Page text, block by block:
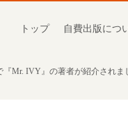
トップ 自費出版につ
Mr. IVY』の著者が紹介されま